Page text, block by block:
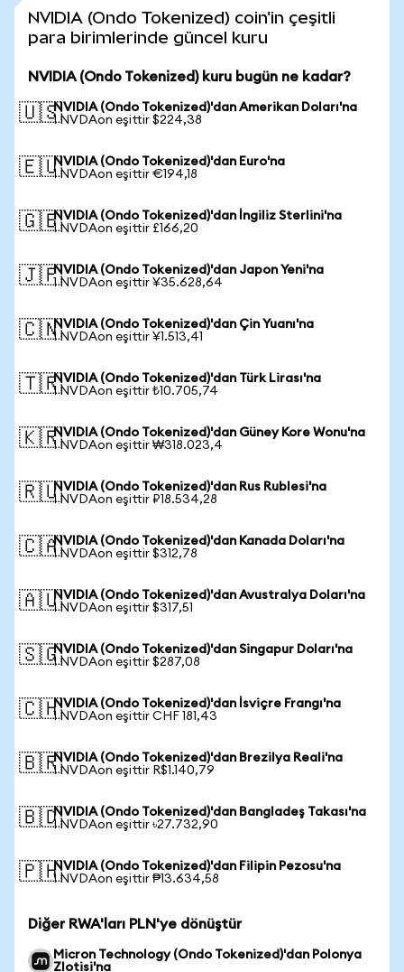
NVIDIA (Ondo Tokenized) coin'in çeşitli
para birimlerinde güncel kuru
NVIDIA (Ondo Tokenized) kuru bugün ne kadar?
🇺🇸NVIDIA (Ondo Tokenized)'dan Amerikan Doları'na
1 NVDAon eşittir $224,38
🇪🇺NVIDIA (Ondo Tokenized)'dan Euro'na
1 NVDAon eşittir €194,18
🇬🇧NVIDIA (Ondo Tokenized)'dan İngiliz Sterlini'na
1 NVDAon eşittir £166,20
🇯🇵NVIDIA (Ondo Tokenized)'dan Japon Yeni'na
1 NVDAon eşittir ¥35.628,64
🇨🇳NVIDIA (Ondo Tokenized)'dan Çin Yuanı'na
1 NVDAon eşittir ¥1.513,41
🇹🇷NVIDIA (Ondo Tokenized)'dan Türk Lirası'na
1 NVDAon eşittir ₺10.705,74
🇰🇷NVIDIA (Ondo Tokenized)'dan Güney Kore Wonu'na
1 NVDAon eşittir ₩318.023,4
🇷🇺NVIDIA (Ondo Tokenized)'dan Rus Rublesi'na
1 NVDAon eşittir ₽18.534,28
🇨🇦NVIDIA (Ondo Tokenized)'dan Kanada Doları'na
1 NVDAon eşittir $312,78
🇦🇺NVIDIA (Ondo Tokenized)'dan Avustralya Doları'na
1 NVDAon eşittir $317,51
🇸🇬NVIDIA (Ondo Tokenized)'dan Singapur Doları'na
1 NVDAon eşittir $287,08
🇨🇭NVIDIA (Ondo Tokenized)'dan İsviçre Frangı'na
1 NVDAon eşittir CHF 181,43
🇧🇷NVIDIA (Ondo Tokenized)'dan Brezilya Reali'na
1 NVDAon eşittir R$1.140,79
🇧🇩NVIDIA (Ondo Tokenized)'dan Bangladeş Takası'na
1 NVDAon eşittir ৳27.732,90
🇵🇭NVIDIA (Ondo Tokenized)'dan Filipin Pezosu'na
1 NVDAon eşittir ₱13.634,58
Diğer RWA'ları PLN'ye dönüştür
Micron Technology (Ondo Tokenized)'dan Polonya
Zlotisi'na